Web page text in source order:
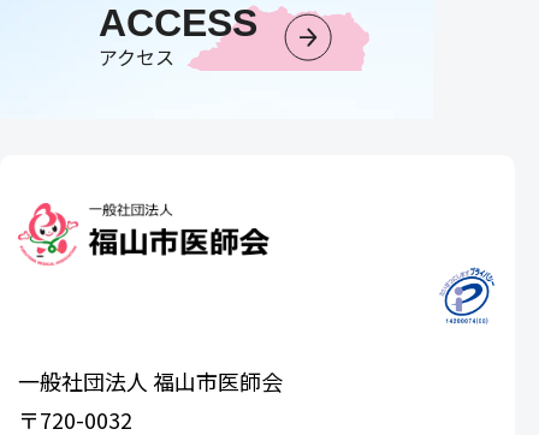
ACCESS
アクセス
一般社団法人 福山市医師会
〒720-0032